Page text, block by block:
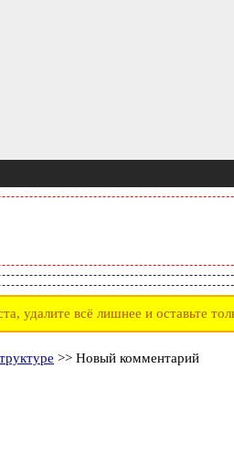
удалите всё лишнее и оставьте
>> Новый комментарий